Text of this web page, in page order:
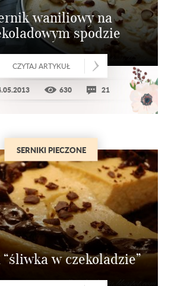
waniliowy na
spodzie
CZYTAJ ARTYKUŁ
630 21
SERNIKI PIECZONE
w czekoladzie”